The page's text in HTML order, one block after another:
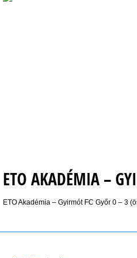
ETO AKADÉMIA –
ETO Akadémia – Gyirmót FC Győr 0 – 3